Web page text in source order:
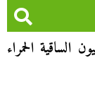
الساقية الحمراء